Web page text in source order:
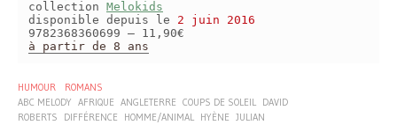
collection Melokids
disponible depuis le 2 juin 2016
9782368360699 – 11,90€
à partir de 8 ans
HUMOUR
ROMANS
ABC MELODY AFRIQUE ANGLETERRE COUPS DE SOLEIL DAVID
ROBERTS
DIFFÉRENCE HOMME/ANIMAL HYÈNE JULIAN